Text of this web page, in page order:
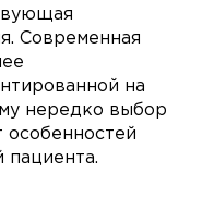
Современная
на
нередко выбор
особенностей
пациента.